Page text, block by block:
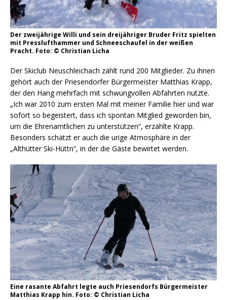
Der zweijährige Willi und sein dreijähriger Bruder Fritz spielten
mit Presslufthammer und Schneeschaufel in der weißen
Pracht. Foto: © Christian Licha
Der Skiclub Neuschleichach zählt rund 200 Mitglieder. Zu ihnen
gehört auch der Priesendorfer Bürgermeister Matthias Krapp,
der den Hang mehrfach mit schwungvollen Abfahrten nutzte.
„Ich war 2010 zum ersten Mal mit meiner Familie hier und war
sofort so begeistert, dass ich spontan Mitglied geworden bin,
um die Ehrenamtlichen zu unterstützen“, erzählte Krapp.
Besonders schätzt er auch die urige Atmosphäre in der
„Althütter Ski-Hüttn“, in der die Gäste bewirtet werden.
Eine rasante Abfahrt legte auch Priesendorfs Bürgermeister
Matthias Krapp hin. Foto: © Christian Licha